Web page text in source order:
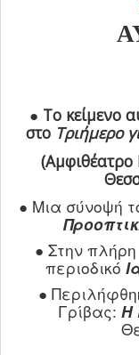
● Το κείμενο
στο Τριήμερο
● Μια σύνοψή
● Στην
περιοδικό
●
Γρίβας: Η